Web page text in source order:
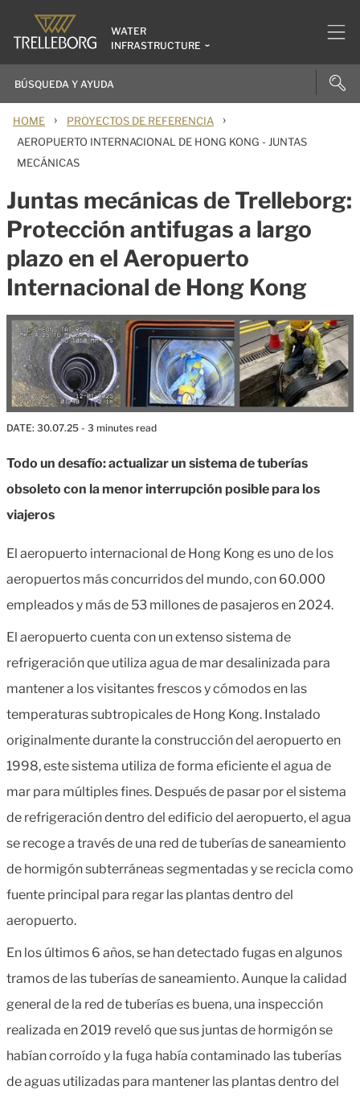
WATER
INFRASTRUCTURE
HOME › PROYECTOS DE REFERENCIA ›
AEROPUERTO INTERNACIONAL DE HONG KONG - JUNTAS
MECÁNICAS
Juntas mecánicas de Trelleborg:
Protección antifugas a largo
plazo en el Aeropuerto
Internacional de Hong Kong
DATE: 30.07.25 - 3 minutes read
Todo un desafío: actualizar un sistema de tuberías
obsoleto con la menor interrupción posible para los
viajeros
El aeropuerto internacional de Hong Kong es uno de los
aeropuertos más concurridos del mundo, con 60.000
empleados y más de 53 millones de pasajeros en 2024.
El aeropuerto cuenta con un extenso sistema de
refrigeración que utiliza agua de mar desalinizada para
mantener a los visitantes frescos y cómodos en las
temperaturas subtropicales de Hong Kong. Instalado
originalmente durante la construcción del aeropuerto en
1998, este sistema utiliza de forma eficiente el agua de
mar para múltiples fines. Después de pasar por el sistema
de refrigeración dentro del edificio del aeropuerto, el agua
se recoge a través de una red de tuberías de saneamiento
de hormigón subterráneas segmentadas y se recicla como
fuente principal para regar las plantas dentro del
aeropuerto.
En los últimos 6 años, se han detectado fugas en algunos
tramos de las tuberías de saneamiento. Aunque la calidad
general de la red de tuberías es buena, una inspección
realizada en 2019 reveló que sus juntas de hormigón se
habían corroído y la fuga había contaminado las tuberías
de aguas utilizadas para mantener las plantas dentro del